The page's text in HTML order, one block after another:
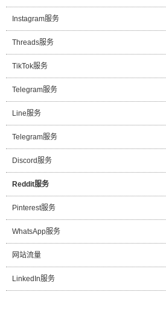
Instagram服务
Threads服务
TikTok服务
Telegram服务
Line服务
Telegram服务
Discord服务
Reddit服务
Pinterest服务
WhatsApp服务
网站流量
LinkedIn服务